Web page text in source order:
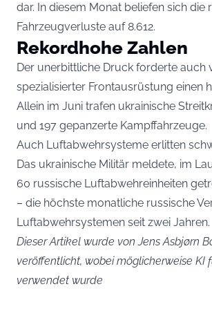
dar. In diesem Monat beliefen sich die
Fahrzeugverluste auf 8.612.
Rekordhohe Zahlen
Der unerbittliche Druck forderte auch
spezialisierter Frontausrüstung einen
Allein im Juni trafen ukrainische
und 197 gepanzerte Kampffahrzeuge.
Auch Luftabwehrsysteme erlitten
Das ukrainische Militär meldete, im
60 russische Luftabwehreinheiten
– die höchste monatliche russische
Luftabwehrsystemen seit zwei Jahren.
Dieser Artikel wurde von Jens Asbjørn
veröffentlicht, wobei möglicherweise KI
verwendet wurde